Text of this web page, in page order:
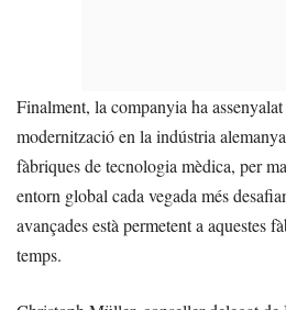
Finalment, la companyia ha
modernització en la indústria
fàbriques de tecnologia mèdica, per
entorn global cada vegada més
avançades està permetent a aquestes
temps.